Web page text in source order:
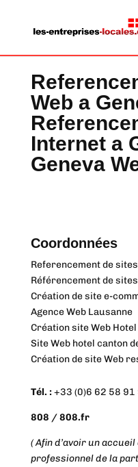
Web a
Internet a
Geneva
Coordonnées
Referencement de sites
Référencement de
Création de site e-
Agence Web Lausanne
Création site Web Hotel
Site Web hotel canton
Création de site Web
Tél. :+33 (0)6 62 58 91
808 / 808.fr
( Afin d’avoir un
professionnel de la